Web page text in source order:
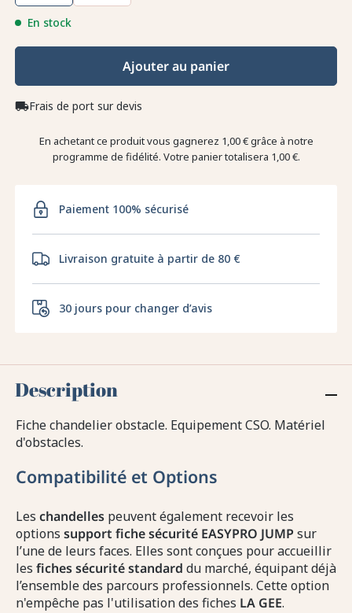
En stock
Ajouter au panier
local_shippingFrais de port sur devis
En achetant ce produit vous gagnerez 1,00 €grâce à notre
programme de fidélité. Votre panier totalisera 1,00 €.
Paiement 100% sécurisé
Livraison gratuite à partir de 80 €
30 jours pour changer d’avis
Description
Fiche chandelier obstacle. Equipement CSO. Matériel
d'obstacles.
Compatibilité et Options
Les chandelles peuvent également recevoir les
options support fiche sécurité EASYPRO JUMP sur
l’une de leurs faces. Elles sont conçues pour accueillir
les fiches sécurité standard du marché, équipant déjà
l’ensemble des parcours professionnels. Cette option
n'empêche pas l'utilisation des fiches LA GEE.